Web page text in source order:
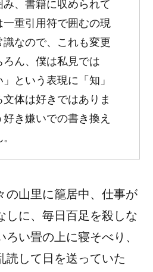
、書籍に収められて
重引用符で囲むの現
なので、これも変更
ろん、僕は私見では
」という表現に「知」
体は好きではありま
き嫌いでの書き換え
の山里に籠居中、仕事が
しに、毎日百足を殺しな
い畳の上に寝そべり、
読して日を送っていた